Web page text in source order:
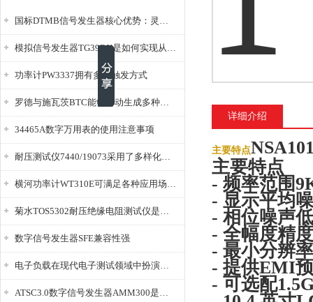
国标DTMB信号发生器核心优势：灵活性与准确性的结合
模拟信号发生器TG39BX是如何实现从直流到交流的波形转换?
功率计PW3337拥有多种触发方式
罗德与施瓦茨BTC能够自动生成多种音视频信号
34465A数字万用表的使用注意事项
耐压测试仪7440/19073采用了多样化的功能设计
横河功率计WT310E可满足各种应用场景的需求
菊水TOS5302耐压绝缘电阻测试仪是种重要的电气安全检测设备
数字信号发生器SFE兼容性强
电子负载在现代电子测试领域中扮演着重要的角色
ATSC3.0数字信号发生器AMM300是能够产生各种数字信号的电子设备
详细介绍
主要特点
主要特点
- 频率范围
- 显示平均
- 相位噪声
- 全幅度精
- 最小分辨
- 提供EMI
- 可选配